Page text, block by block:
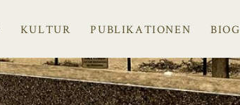
KULTUR PUBLIKATIONEN